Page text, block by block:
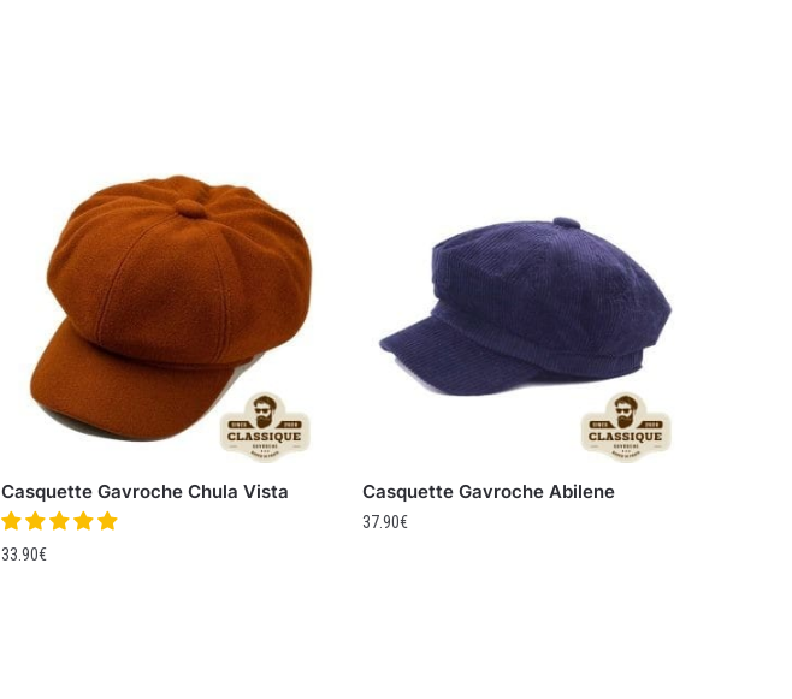
Casquette Gavroche Chula Vista
33.90€
Casquette Gavroche Abilene
37.90€